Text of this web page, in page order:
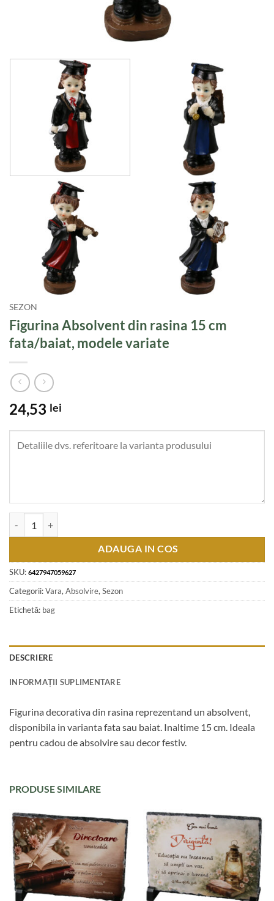
SEZON
Figurina Absolvent din rasina 15 cm
fata/baiat, modele variate
24,53 lei
ADAUGA IN COS
SKU: 6427947059627
Categorii:Vara, Absolvire, Sezon
Etichetă: bag
DESCRIERE
INFORMAȚII SUPLIMENTARE
Figurina decorativa din rasina reprezentand un absolvent,
disponibila in varianta fata sau baiat. Inaltime 15 cm. Ideala
pentru cadou de absolvire sau decor festiv.
PRODUSE SIMILARE